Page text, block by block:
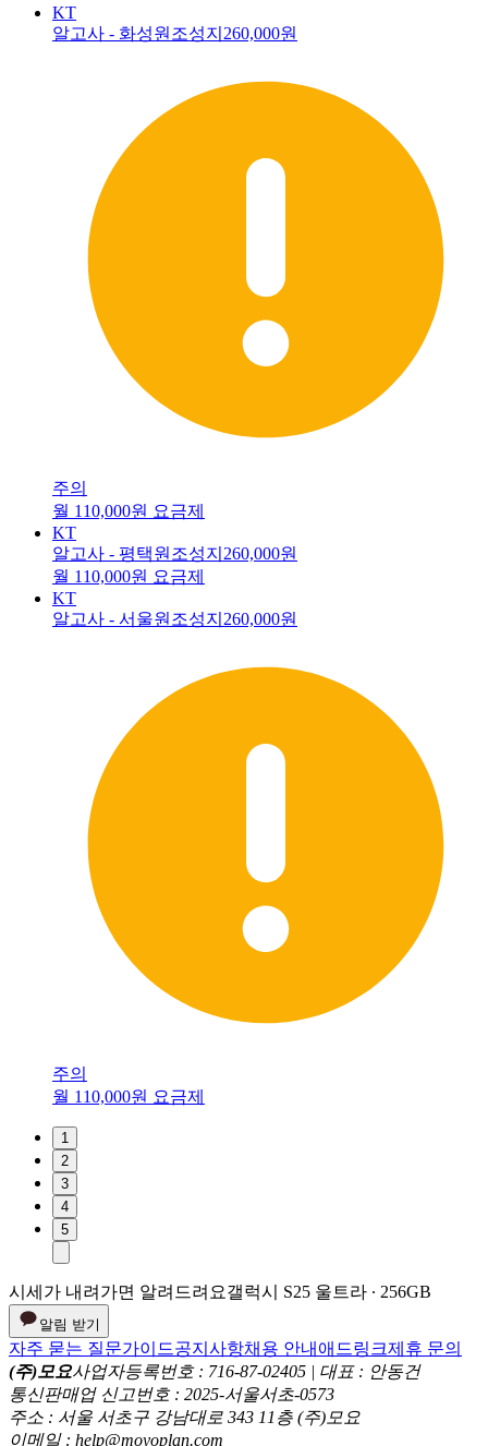
KT
알고사 - 화성원조성지 260,000원
주의
월 110,000원 요금제
KT
알고사 - 평택원조성지 260,000원
월 110,000원 요금제
KT
알고사 - 서울원조성지 260,000원
주의
월 110,000원 요금제
1
2
3
4
5
시세가 내려가면 알려드려요갤럭시 S25 울트라 ∙ 256GB
알림 받기
자주 묻는 질문가이드공지사항채용 안내 애드링크제휴 문의
(주)모요사업자등록번호 : 716-87-02405 | 대표 : 안동건
통신판매업 신고번호 : 2025-서울서초-0573
주소 : 서울 서초구 강남대로 343 11층 (주)모요
이메일 : help@moyoplan.com